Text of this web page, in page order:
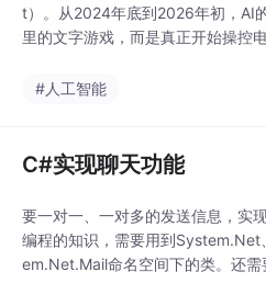
t）。从2024年底到2026年初，AI
里的文字游戏，而是真正开始操控
品：Claude Code、Cowork、
#人工智能
C#实现聊天功能
要一对一、一对多的发送信息，实
编程的知识，需要用到
em.Net.Mail命名空间下的类。还需